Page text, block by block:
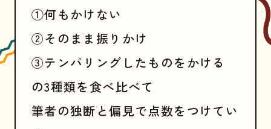
①何もかけない
②そのまま振りかけ
③テンパリングしたものをかける
の3種類を食べ比べて
筆者の独断と偏見で点数をつけてい